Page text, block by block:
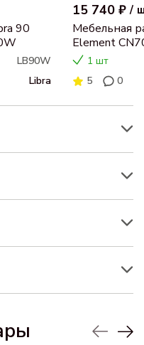
90
LB90W
Libra
15 740 ₽ /
Мебельная
Element
1 шт
5
0